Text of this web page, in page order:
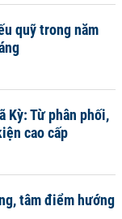
quỹ trong năm
Kỳ: Từ phân phối,
cao cấp
tâm điểm hướng